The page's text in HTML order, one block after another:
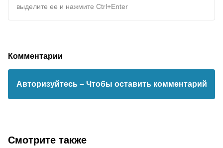
выделите ее и нажмите Ctrl+Enter
Комментарии
Авторизуйтесь – Чтобы оставить комментарий
Смотрите также